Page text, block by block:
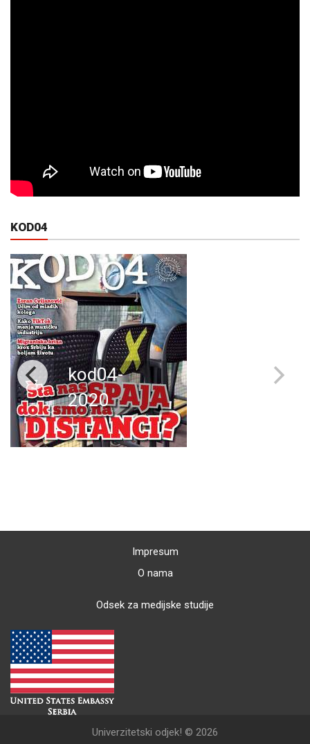
KOD04
kod04-
2020
Impresum
O nama
Odsek za medijske studije
Univerzitetski odjek! © 2026